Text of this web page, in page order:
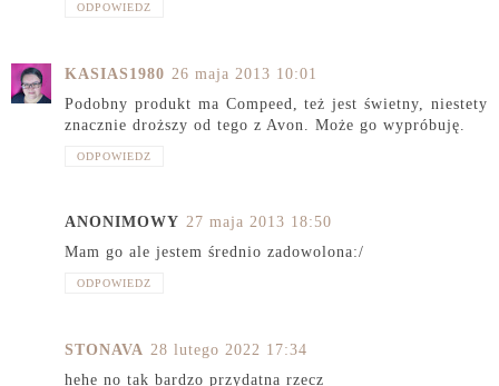
ODPOWIEDZ
KASIAS1980 26 maja 2013 10:01
Podobny produkt ma Compeed, też jest świetny, niestety
znacznie droższy od tego z Avon. Może go wypróbuję.
ODPOWIEDZ
ANONIMOWY 27 maja 2013 18:50
Mam go ale jestem średnio zadowolona:/
ODPOWIEDZ
STONAVA 28 lutego 2022 17:34
hehe no tak bardzo przydatna rzecz